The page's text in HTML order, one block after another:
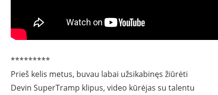
*********
Prieš kelis metus, buvau labai užsikabinęs žiūrėti
Devin SuperTramp klipus, video kūrėjas su talentu